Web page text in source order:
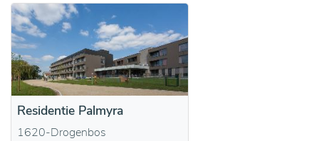
Residentie Palmyra
1620-Drogenbos